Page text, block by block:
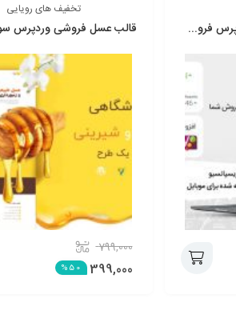
قالب Hongo | ❤️ قالب وردپرس فروشگاهی مدرن و چندمنظوره هونگو
تخفیف های رویایی
%50
799,000
399,000